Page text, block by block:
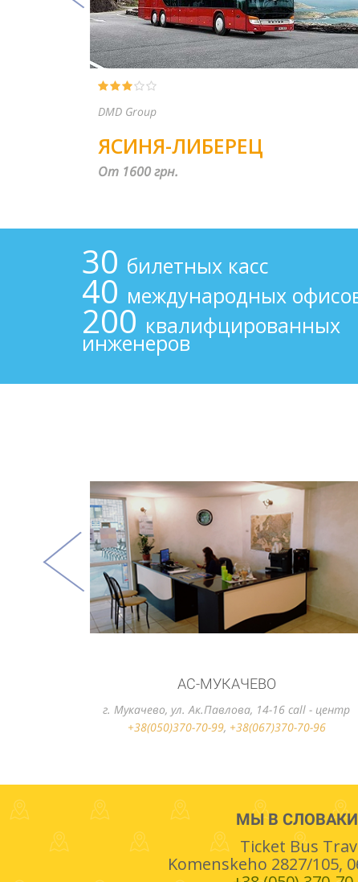
ТОВ Магрен
ТЯЧЕВ-ЩЕЦИН
От 2750 грн.
30
40международных офисов
200квалифцированных
инженеров
г. Ужгород, вул. Станционная, 2 call - центр
МЫ В
Ticket Bus